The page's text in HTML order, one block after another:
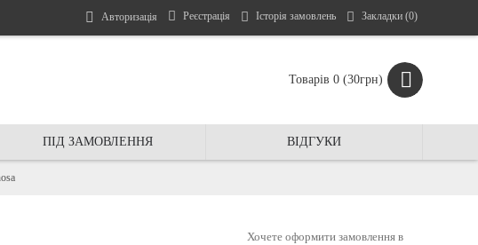
Авторизація Реєстрація Історія замовлень Закладки (0)
Товарів 0 (30грн)
ПІД ЗАМОВЛЕННЯ ВIДГУКИ
Хочете оформити замовлення в